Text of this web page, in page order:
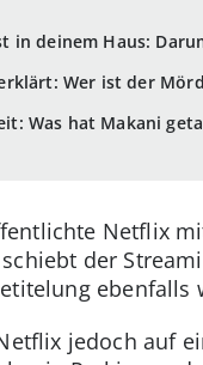
in deinem Haus:
Wer ist der
Was hat Makani
Netflix
der
jedoch auf